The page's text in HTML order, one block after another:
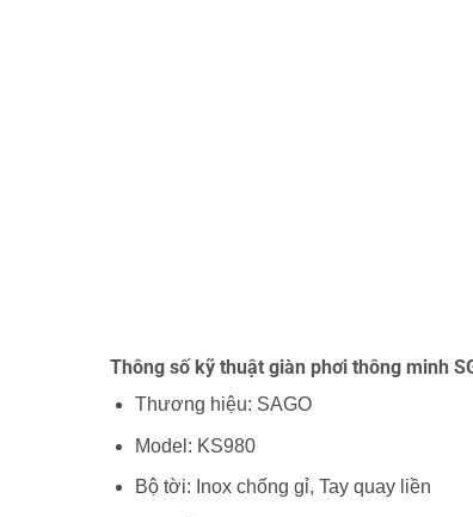
Thông số kỹ thuật giàn phơi thông minh
Thương hiệu: SAGO
Model: KS980
Bộ tời: Inox chống gỉ, Tay quay liền